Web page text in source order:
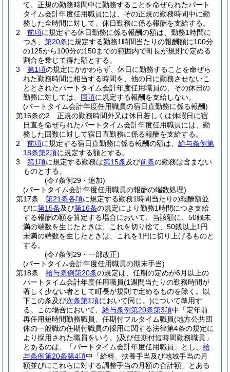
て、正規の勤務時間中に勤務することを命ぜられたパート
タイム会計年度任用職員には、その正規の勤務時間中に勤
務した全時間に対して、休日勤務に係る報酬を支給する。
2
前項に規定する休日勤務に係る報酬の額は、勤務1時間に
つき、 第20条に規定する勤務1時間当たりの報酬額に100分
の125から100分の150までの範囲内で町長が規則で定める
割合を乗じて得た額とする。
3
第1項の規定にかかわらず、休日に勤務することを命ぜら
れた勤務時間に相当する時間を、他の日に勤務させないこ
ととされたパートタイム会計年度任用職員の、その休日の
勤務に対しては、 同項に規定する報酬を支給しない。
(パートタイム会計年度任用職員の宿日直勤務に係る報酬)
第16条の2
正規の勤務時間外又は休日若しくは休暇日に宿
日直を命ぜられたパートタイム会計年度任用職員には、勤
務した回数に対して宿日直勤務に係る報酬を支給する。
2
前項に規定する宿日直勤務に係る報酬の額は、 給与条例第
18条第2項に規定する額とする。
3
第1項に規定する勤務は第15条及び前条の勤務は含まない
ものとする。
(令7条例29・追加)
(パートタイム会計年度任用職員の報酬の端数処理)
第17条
第21条各項に規定する勤務1時間当たりの報酬額並
びに第15条及び第16条の規定により勤務1時間につき支給
する報酬の額を算定する場合において、当該額に、50銭未
満の端数を生じたときは、これを切り捨て、50銭以上1円
未満の端数を生じたときは、これを1円に切り上げるものと
する。
(令7条例29・一部改正)
(パートタイム会計年度任用職員の期末手当)
第18条
給与条例第20条の規定は、任期の定めが6月以上の
パートタイム会計年度任用職員(1週間当たりの勤務時間が
著しく少ない者として町長が規則で定めるものを除く。以
下この条及び次条第1項において同じ。)について準用す
る。
この場合において、 給与条例第20条第3項中「定年前
再任用短時間勤務職員、任期付フルタイム職員(地方公共団
体の一般職の任期付職員の採用に関する法律第4条の規定に
より採用された職員をいう。)及び任期付短時間勤務職員」
とあるのは、「パートタイム会計年度任用職員」とし、 給
与条例第20条第4項中「給料、扶養手当及び地域手当の月
額並びにこれらに対する調整手当の月額の合計額」とある